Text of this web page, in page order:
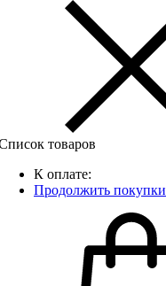
товаров
К оплате:
Продолжить покупки